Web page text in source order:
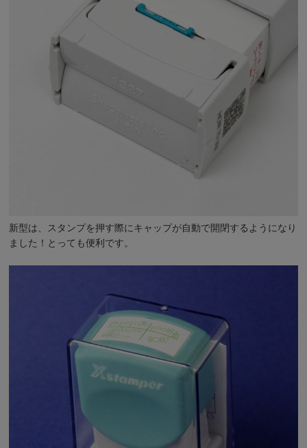
新型は、スタンプを押す際にキャップが自動で開閉するようになり
ました！とっても便利です。